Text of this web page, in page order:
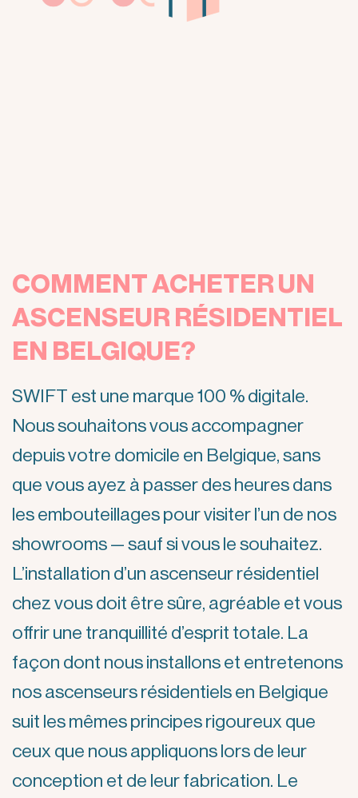
COMMENT ACHETER UN
ASCENSEUR RÉSIDENTIEL
EN BELGIQUE?
SWIFT est une marque 100 % digitale.
Nous souhaitons vous accompagner
depuis votre domicile en Belgique, sans
que vous ayez à passer des heures dans
les embouteillages pour visiter l’un de nos
showrooms — sauf si vous le souhaitez.
L’installation d’un ascenseur résidentiel
chez vous doit être sûre, agréable et vous
offrir une tranquillité d’esprit totale. La
façon dont nous installons et entretenons
nos ascenseurs résidentiels en Belgique
suit les mêmes principes rigoureux que
ceux que nous appliquons lors de leur
conception et de leur fabrication. Le